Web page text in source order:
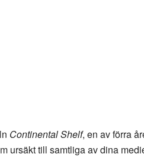
Continental Shelf, en av förra
ursäkt till samtliga av dina